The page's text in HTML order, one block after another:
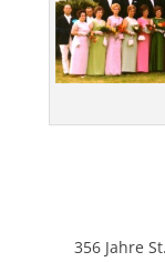
356 Jahre